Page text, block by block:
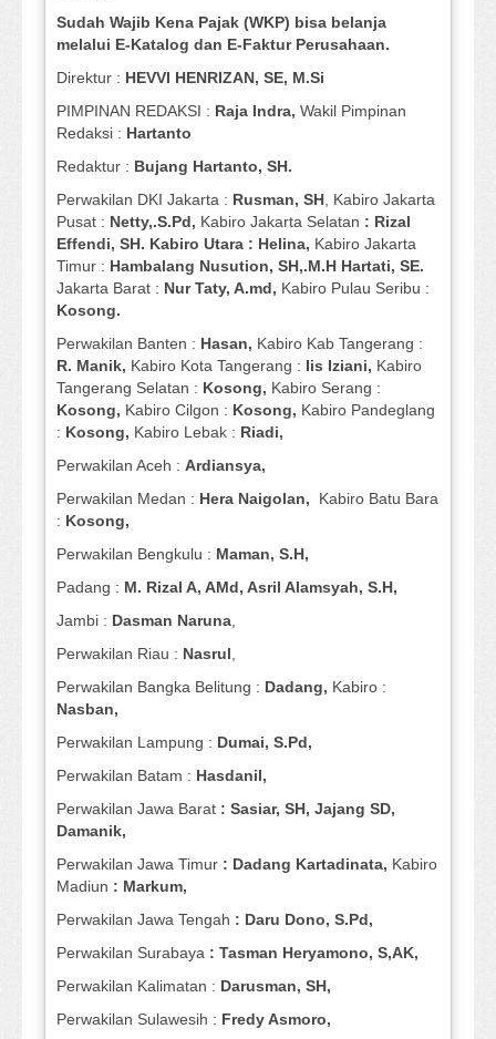
Sudah Wajib Kena Pajak (WKP) bisa belanja
melalui E-Katalog dan E-Faktur Perusahaan.
Direktur : HEVVI HENRIZAN, SE, M.Si
PIMPINAN REDAKSI : Raja Indra, Wakil Pimpinan
Redaksi : Hartanto
Redaktur : Bujang Hartanto, SH.
Perwakilan DKI Jakarta : Rusman, SH, Kabiro Jakarta
Pusat : Netty,.S.Pd, Kabiro Jakarta Selatan : Rizal
Effendi, SH. Kabiro Utara : Helina, Kabiro Jakarta
Timur : Hambalang Nusution, SH,.M.H Hartati, SE.
Jakarta Barat : Nur Taty, A.md, Kabiro Pulau Seribu :
Kosong.
Perwakilan Banten : Hasan, Kabiro Kab Tangerang :
R. Manik, Kabiro Kota Tangerang : Iis Iziani, Kabiro
Tangerang Selatan : Kosong, Kabiro Serang :
Kosong, Kabiro Cilgon : Kosong, Kabiro Pandeglang
: Kosong, Kabiro Lebak : Riadi,
Perwakilan Aceh : Ardiansya,
Perwakilan Medan : Hera Naigolan, Kabiro Batu Bara
: Kosong,
Perwakilan Bengkulu : Maman, S.H,
Padang : M. Rizal A, AMd, Asril Alamsyah, S.H,
Jambi : Dasman Naruna,
Perwakilan Riau : Nasrul,
Perwakilan Bangka Belitung : Dadang, Kabiro :
Nasban,
Perwakilan Lampung : Dumai, S.Pd,
Perwakilan Batam : Hasdanil,
Perwakilan Jawa Barat : Sasiar, SH, Jajang SD,
Damanik,
Perwakilan Jawa Timur : Dadang Kartadinata, Kabiro
Madiun : Markum,
Perwakilan Jawa Tengah : Daru Dono, S.Pd,
Perwakilan Surabaya : Tasman Heryamono, S,AK,
Perwakilan Kalimatan : Darusman, SH,
Perwakilan Sulawesih : Fredy Asmoro,